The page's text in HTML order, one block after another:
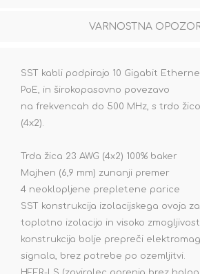
VARNOSTNA
SST kabli podpirajo 10 Gigabit
PoE, in širokopasovno povezavo
na frekvencah do 500 MHz, s trdo
(4x2).
Trda žica 23 AWG (4x2) 100% baker
Majhen (6,9 mm) zunanji premer
4 neoklopljene prepletene parice
SST konstrukcija izolacijskega ovoja
toplotno izolacijo in visoko zmogljivost
konstrukcija bolje prepreči
signala, brez potrebe po ozemljitvi.